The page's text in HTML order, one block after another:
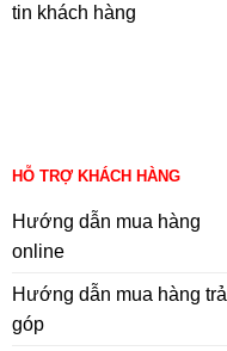
tin khách hàng
HỖ TRỢ KHÁCH HÀNG
Hướng dẫn mua hàng
online
Hướng dẫn mua hàng trả
góp